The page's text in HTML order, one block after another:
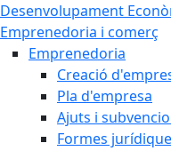
Desenvolupament
Emprenedoria i comerç
Emprenedoria
Creació
Pla d'empresa
Ajuts i
Formes